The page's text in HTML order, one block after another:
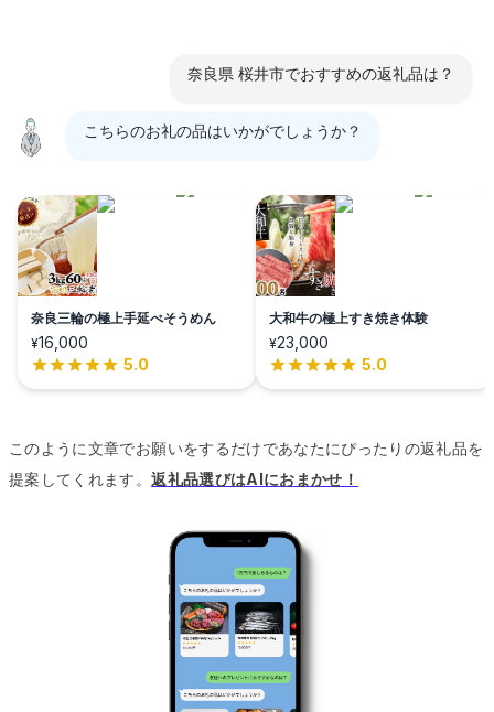
奈良県 桜井市でおすすめの返礼品は？
こちらのお礼の品はいかがでしょうか？
奈良三輪の極上手延べそうめん
¥16,000
5.0
大和牛の極上すき焼き体験
¥23,000
5.0
このように文章でお願いをするだけであなたにぴったりの返礼品を
提案してくれます。返礼品選びはAIにおまかせ！